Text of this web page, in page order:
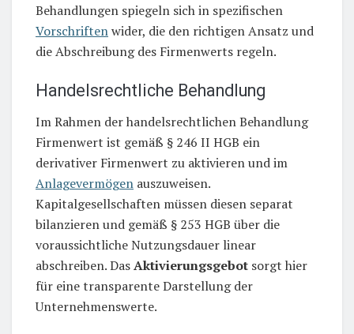
Behandlungen spiegeln sich in spezifischen
Vorschriftenwider, die den richtigen Ansatz und
die Abschreibung des Firmenwerts regeln.
Handelsrechtliche Behandlung
Im Rahmen der handelsrechtlichen Behandlung
Firmenwert ist gemäß § 246 II HGB ein
derivativer Firmenwert zu aktivieren und im
Anlagevermögen auszuweisen.
Kapitalgesellschaften müssen diesen separat
bilanzieren und gemäß § 253 HGB über die
voraussichtliche Nutzungsdauer linear
abschreiben. DasAktivierungsgebot sorgt hier
für eine transparente Darstellung der
Unternehmenswerte.